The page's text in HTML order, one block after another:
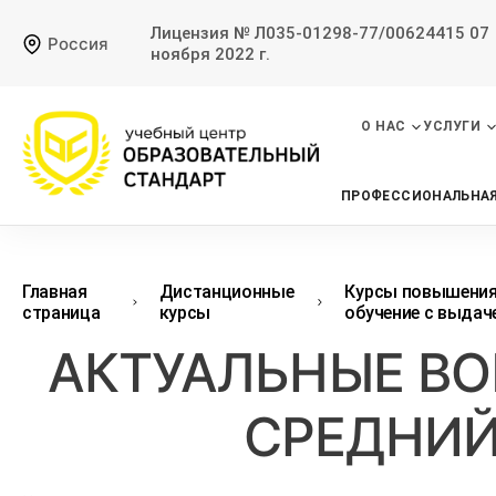
Россия
Лицензия № Л035-01298-77/00624415 07
ноября 2022 г.
О НАС УСЛУГИ
Главная
страница
Дистанционные
курсы
Курсы
обучение с
АКТУАЛЬНЫЕ